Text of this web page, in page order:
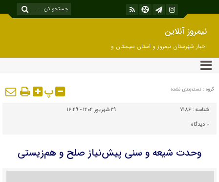
نیمروز آنلاین
اخبار شهرستان نیمروز و استان سیستان و
بلوچستان
گروه : دسته‌بندی نشده پ
شناسه : 7186
۲۹ شهریور ۱۴۰۴ - ۱۶:۴۹
۰ دیدگاه
وحدت شیعه و سنی پیش‌نیاز صلح و هم‌زیستی